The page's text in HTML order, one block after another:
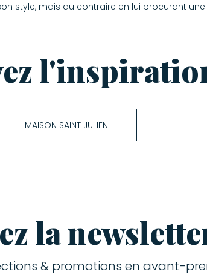
style, mais au contraire en lui procurant
MAISON SAINT JULIEN
la
& promotions en avant-